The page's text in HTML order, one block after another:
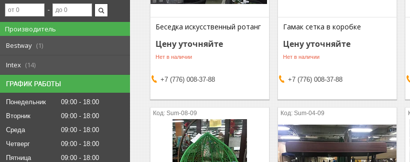
Производитель
Bestway
1
Intex 14
ГРАФИК РАБОТЫ
Понедельник 09:00
18:00
Вторник
09:00
18:00
Среда
09:00
18:00
Четверг
09:00
18:00
Пятница
09:00
18:00
Беседка искусственный ротанг
Цену уточняйте
Нет в наличии
+7 (776) 008-37-88
Гамак сетка в коробке
Цену уточняйте
Нет в наличии
+7 (776) 008-37-88
Sum-08-09 Sum-04-09